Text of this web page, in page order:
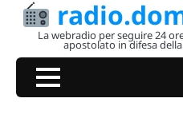
Skip
La webradio per seguire 24
apostolato in difesa